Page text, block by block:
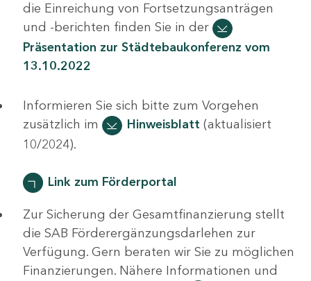
die Einreichung von Fortsetzungsanträgen
und -berichten finden Sie in der
Präsentation zur Städtebaukonferenz vom
13.10.2022
Informieren Sie sich bitte zum Vorgehen
zusätzlich im
Hinweisblatt (aktualisiert
10/2024).
Link zum Förderportal
Zur Sicherung der Gesamtfinanzierung stellt
die SAB Förderergänzungsdarlehen zur
Verfügung. Gern beraten wir Sie zu möglichen
Finanzierungen. Nähere Informationen und